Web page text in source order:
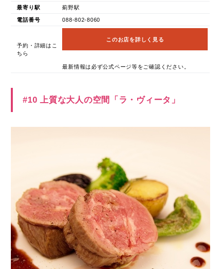
最寄り駅 薊野駅
電話番号 088-802-8060
予約・詳細はこ
ちら
このお店を詳しく見る
最新情報は必ず公式ページ等をご確認ください。
#10 上質な大人の空間「ラ・ヴィータ」